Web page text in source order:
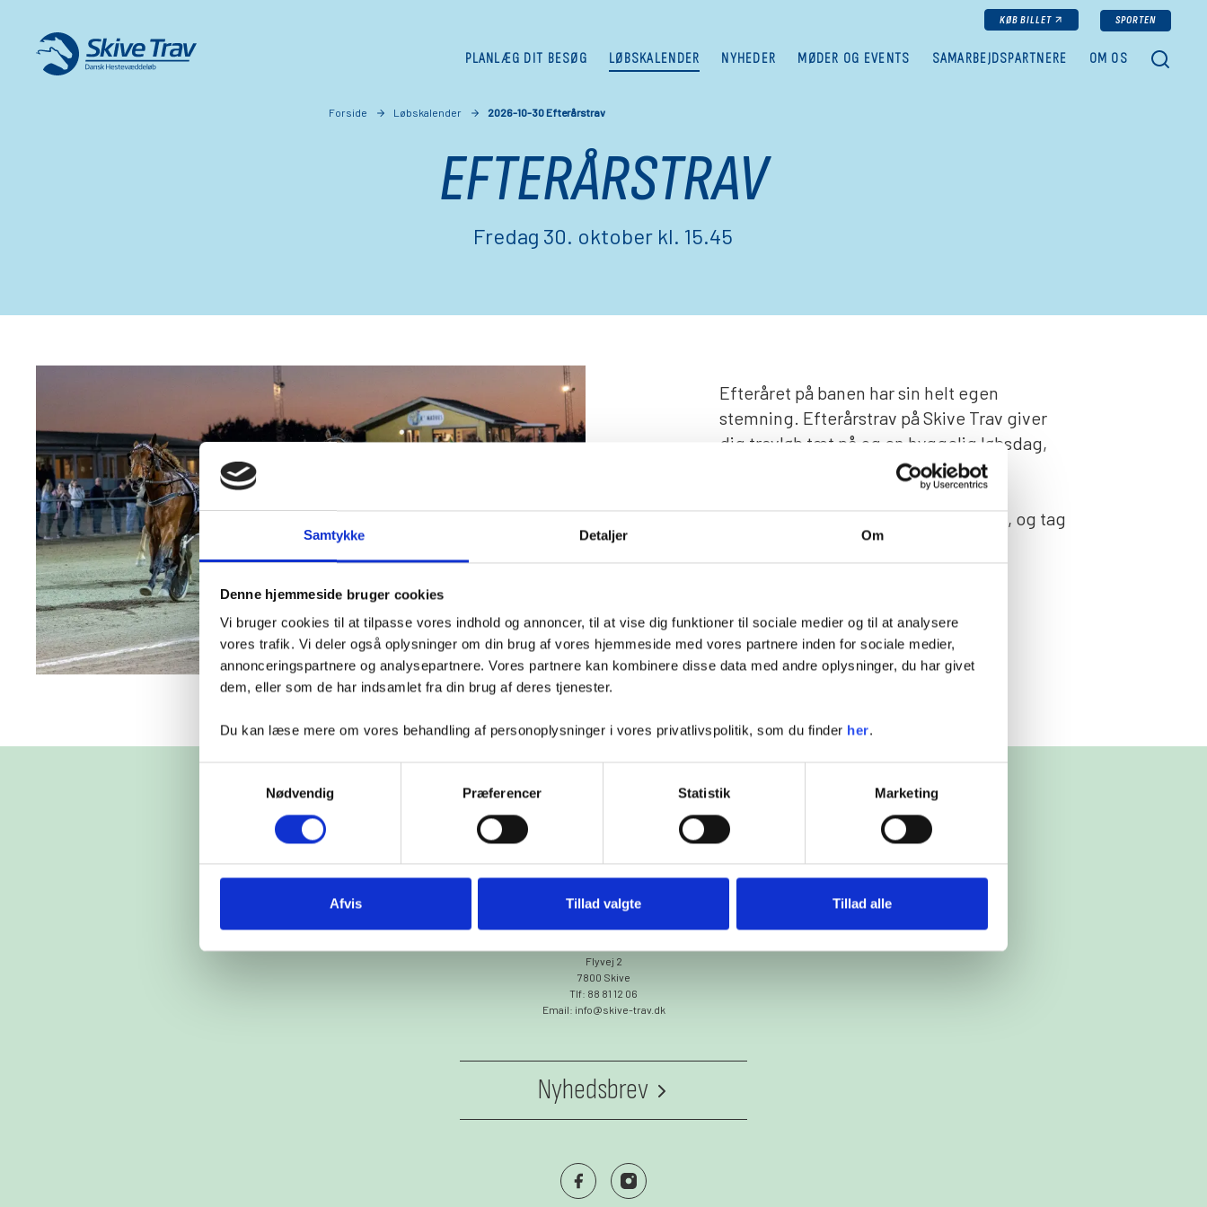
Samtykke Detaljer Om
Denne hjemmeside bruger cookies
Vi bruger cookies til at tilpasse vores indhold og annoncer, til at vise dig funktioner til sociale medier og til at analysere
vores trafik. Vi deler også oplysninger om din brug af vores hjemmeside med vores partnere inden for sociale medier,
annonceringspartnere og analysepartnere. Vores partnere kan kombinere disse data med andre oplysninger, du har givet
dem, eller som de har indsamlet fra din brug af deres tjenester.
Du kan læse mere om vores behandling af personoplysninger i vores privatlivspolitik, som du finder her.
Nødvendig
Præferencer Statistik Marketing
Afvis Tillad valgte Tillad alle
KØB BILLET SPORTEN
PLANLÆG DIT BESØG LØBSKALENDER NYHEDER MØDER OG EVENTS SAMARBEJDSPARTNERE OM OS SØG
Forside Løbskalender 2026-10-30 Efterårstrav
EFTERÅRSTRAV
Fredag 30. oktober kl. 15.45
Efteråret på banen har sin helt egen
stemning. Efterårstrav på Skive Trav giver
dig travløb tæt på og en hyggelig løbsdag,
der kan nydes i dit eget tempo.
Kombinér løbene med mad og drikke, og tag
gerne venner eller familie med.
Første løb kl. 15.45
Køb billetter her
Flyvej 2
7800 Skive
Tlf: 88 81 12 06
Email: info@skive-trav.dk
Nyhedsbrev
https://www.facebook.com/skivetrav
https://www.instagram.com/skivetrav/